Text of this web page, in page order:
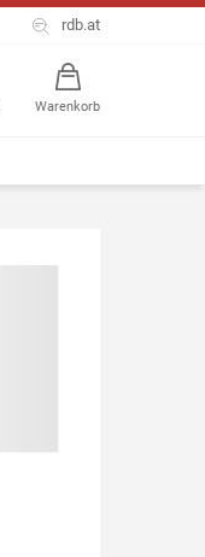
rdb.at
Warenkorb